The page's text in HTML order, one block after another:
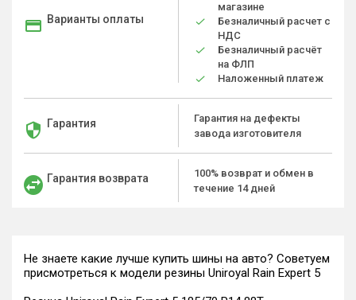
Варианты оплаты
магазине
Безналичный расчет с
НДС
Безналичный расчёт
на ФЛП
Наложенный платеж
Гарантия
Гарантия на дефекты
завода изготовителя
Гарантия возврата
100% возврат и обмен в
течение 14 дней
Не знаете какие лучше купить шины на авто? Советуем
присмотреться к модели резины Uniroyal Rain Expert 5